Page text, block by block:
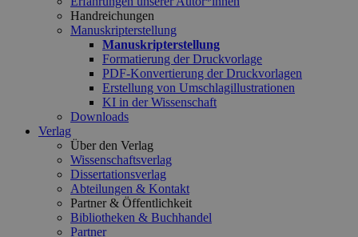
Handreichungen
Manuskripterstellung
Manuskripterstellung
Formatierung der Druckvorlage
PDF-Konvertierung der Druckvorlagen
Erstellung von Umschlagillustrationen
KI in der Wissenschaft
Downloads
Verlag
Über den Verlag
Wissenschaftsverlag
Dissertationsverlag
Abteilungen & Kontakt
Partner & Öffentlichkeit
Bibliotheken & Buchhandel
Partner